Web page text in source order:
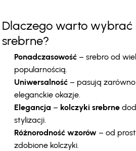
Dlaczego warto wybrać
srebrne?
Ponadczasowość – srebro od
popularnością.
Uniwersalność – pasują
eleganckie okazje.
Elegancja – kolczyki srebrne
stylizacji.
Różnorodność wzorów – od
zdobione kolczyki.